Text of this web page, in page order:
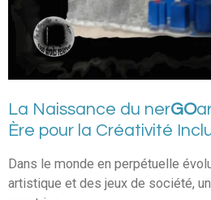
La Naissance du nerGO
Ère pour la Créativité
Dans le monde en perpétuelle
artistique et des jeux de société,